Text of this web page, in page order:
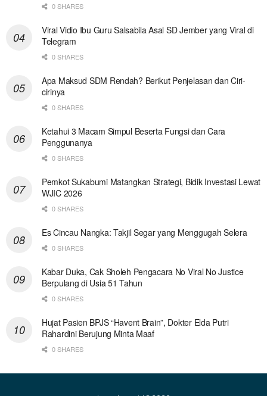
0 SHARES
Viral Vidio Ibu Guru Salsabila Asal SD Jember yang Viral di
Telegram
0 SHARES
Apa Maksud SDM Rendah? Berikut Penjelasan dan Ciri-
cirinya
0 SHARES
Ketahui 3 Macam Simpul Beserta Fungsi dan Cara
Penggunanya
0 SHARES
Pemkot Sukabumi Matangkan Strategi, Bidik Investasi Lewat
WJIC 2026
0 SHARES
Es Cincau Nangka: Takjil Segar yang Menggugah Selera
0 SHARES
Kabar Duka, Cak Sholeh Pengacara No Viral No Justice
Berpulang di Usia 51 Tahun
0 SHARES
Hujat Pasien BPJS “Havent Brain”, Dokter Elda Putri
Rahardini Berujung Minta Maaf
0 SHARES